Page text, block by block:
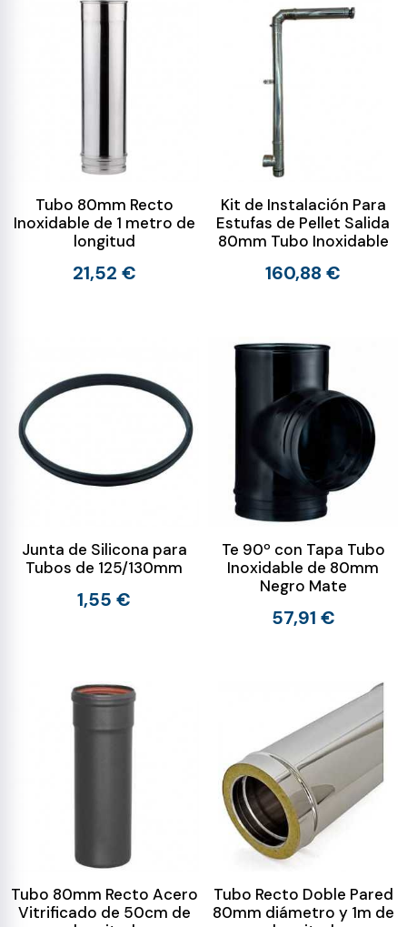
Tubo 80mm Recto
Inoxidable de 1 metro de
longitud
21,52 €
Kit de Instalación Para
Estufas de Pellet Salida
80mm Tubo Inoxidable
160,88 €
Junta de Silicona para
Tubos de 125/130mm
1,55 €
Te 90º con Tapa Tubo
Inoxidable de 80mm
Negro Mate
57,91 €
Tubo 80mm Recto Acero
Vitrificado de 50cm de
Tubo Recto Doble Pared
80mm diámetro y 1m de